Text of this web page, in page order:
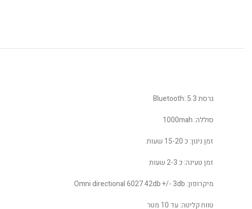
גרסת Bluetooth: 5.3
סוללה: 1000mah
זמן ניגון: כ 15-20 שעות
זמן טעינה: כ 2-3 שעות
מיקרופון: Omni directional 6027 42db +/- 3db
טווח קליטה: עד 10 מטר